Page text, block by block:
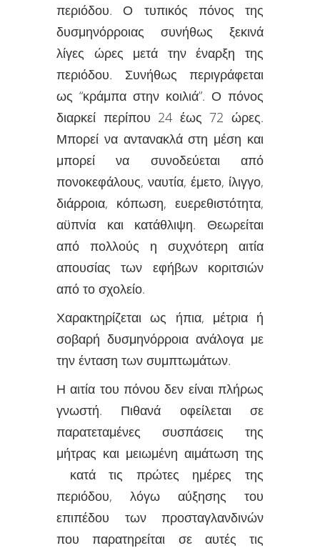
περιόδου. Ο τυπικός πόνος της
δυσμηνόρροιας συνήθως ξεκινά
λίγες ώρες μετά την έναρξη της
περιόδου. Συνήθως περιγράφεται
ως “κράμπα στην κοιλιά”. Ο πόνος
διαρκεί περίπου 24 έως 72 ώρες.
Μπορεί να αντανακλά στη μέση και
μπορεί να συνοδεύεται από
πονοκεφάλους, ναυτία, έμετο, ίλιγγο,
διάρροια, κόπωση, ευερεθιστότητα,
αϋπνία και κατάθλιψη. Θεωρείται
από πολλούς η συχνότερη αιτία
απουσίας των εφήβων κοριτσιών
από το σχολείο.
Χαρακτηρίζεται ως ήπια, μέτρια ή
σοβαρή δυσμηνόρροια ανάλογα με
την ένταση των συμπτωμάτων.
Η αιτία του πόνου δεν είναι πλήρως
γνωστή. Πιθανά οφείλεται σε
παρατεταμένες συσπάσεις της
μήτρας και μειωμένη αιμάτωση της
κατά τις πρώτες ημέρες της
περιόδου, λόγω αύξησης του
επιπέδου των προσταγλανδινών
που παρατηρείται σε αυτές τις